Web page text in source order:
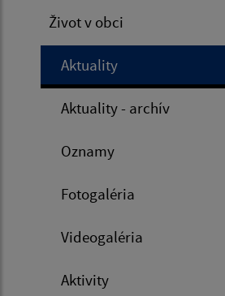
Život v obci
Aktuality
Aktuality - archív
Oznamy
Fotogaléria
Videogaléria
Aktivity